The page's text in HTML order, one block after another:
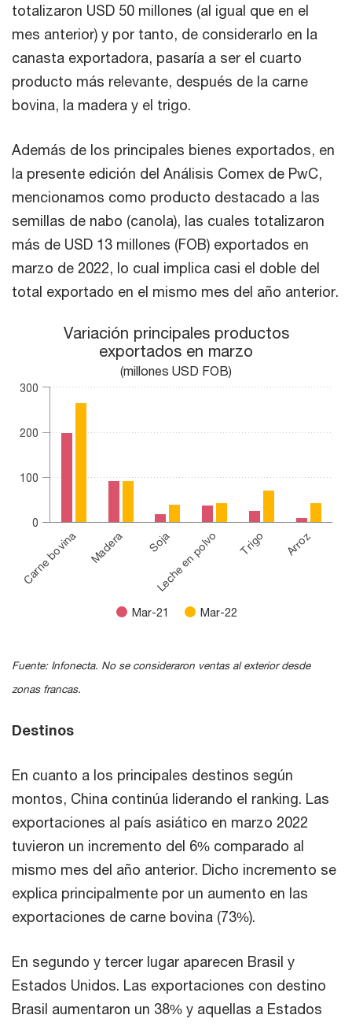
totalizaron USD 50 millones (al igual que en el
mes anterior) y por tanto, de considerarlo en la
canasta exportadora, pasaría a ser el cuarto
producto más relevante, después de la carne
bovina, la madera y el trigo.
Además de los principales bienes exportados, en
la presente edición del Análisis Comex de PwC,
mencionamos como producto destacado a las
semillas de nabo (canola), las cuales totalizaron
más de USD 13 millones (FOB) exportados en
marzo de 2022, lo cual implica casi el doble del
total exportado en el mismo mes del año anterior.
Variación principales productos exportados en marzo
Bar chart with 2 data series.
The chart has 1 X axis displaying categories.
The chart has 1 Y axis displaying values. Range: 0 to 300.
Variación principales productos
exportados en marzo
(millones USD FOB)
Mar-21 Mar-22
Carne bovina Madera Soja
Leche en polvo Trigo Arroz
0
100
200
300
Fuente: Infonecta. No se consideraron ventas al exterior desde
zonas francas.
Destinos
En cuanto a los principales destinos según
montos, China continúa liderando el ranking. Las
exportaciones al país asiático en marzo 2022
tuvieron un incremento del 6% comparado al
mismo mes del año anterior. Dicho incremento se
explica principalmente por un aumento en las
exportaciones de carne bovina (73%).
En segundo y tercer lugar aparecen Brasil y
Estados Unidos. Las exportaciones con destino
Brasil aumentaron un 38% y aquellas a Estados